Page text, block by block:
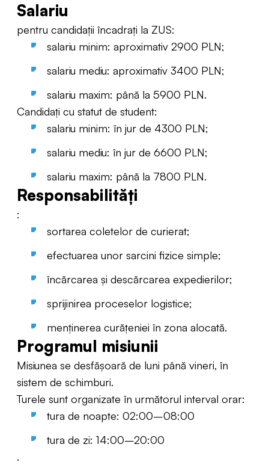
Salariu
pentru candidații încadrați la ZUS:
salariu minim: aproximativ 2900 PLN;
salariu mediu: aproximativ 3400 PLN;
salariu maxim: până la 5900 PLN.
Candidați cu statut de student:
salariu minim: în jur de 4300 PLN;
salariu mediu: în jur de 6600 PLN;
salariu maxim: până la 7800 PLN.
Responsabilități
:
sortarea coletelor de curierat;
efectuarea unor sarcini fizice simple;
încărcarea și descărcarea expedierilor;
sprijinirea proceselor logistice;
menținerea curățeniei în zona alocată.
Programul misiunii
Misiunea se desfășoară de luni până vineri, în
sistem de schimburi.
Turele sunt organizate în următorul interval orar:
tura de noapte: 02:00–08:00
tura de zi: 14:00–20:00
.